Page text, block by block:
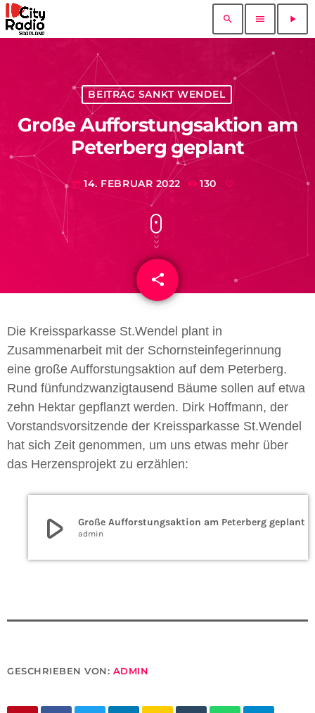
search menu play_arrow
BEITRAG SANKT WENDEL
Große Aufforstungsaktion am
Peterberg geplant
today 14. FEBRUAR 2022 130
share
email
Die Kreissparkasse St.Wendel plant in
Zusammenarbeit mit der Schornsteinfegerinnung
eine große Aufforstungsaktion auf dem Peterberg.
Rund fünfundzwanzigtausend Bäume sollen auf etwa
zehn Hektar gepflanzt werden. Dirk Hoffmann, der
Vorstandsvorsitzende der Kreissparkasse St.Wendel
hat sich Zeit genommen, um uns etwas mehr über
das Herzensprojekt zu erzählen:
play_arrow Große Aufforstungsaktion am Peterberg geplant
admin
GESCHRIEBEN VON: ADMIN